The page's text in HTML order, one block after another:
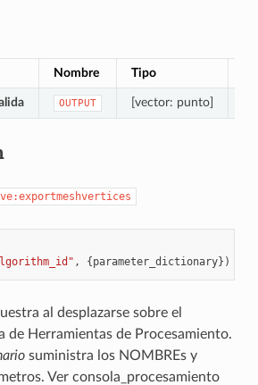
Nombre Tipo
OUTPUT [vector: punto]
, {parameter_dictionary})
al desplazarse sobre el
de Herramientas de Procesamiento.
suministra los NOMBREs y
Ver consola_procesamiento